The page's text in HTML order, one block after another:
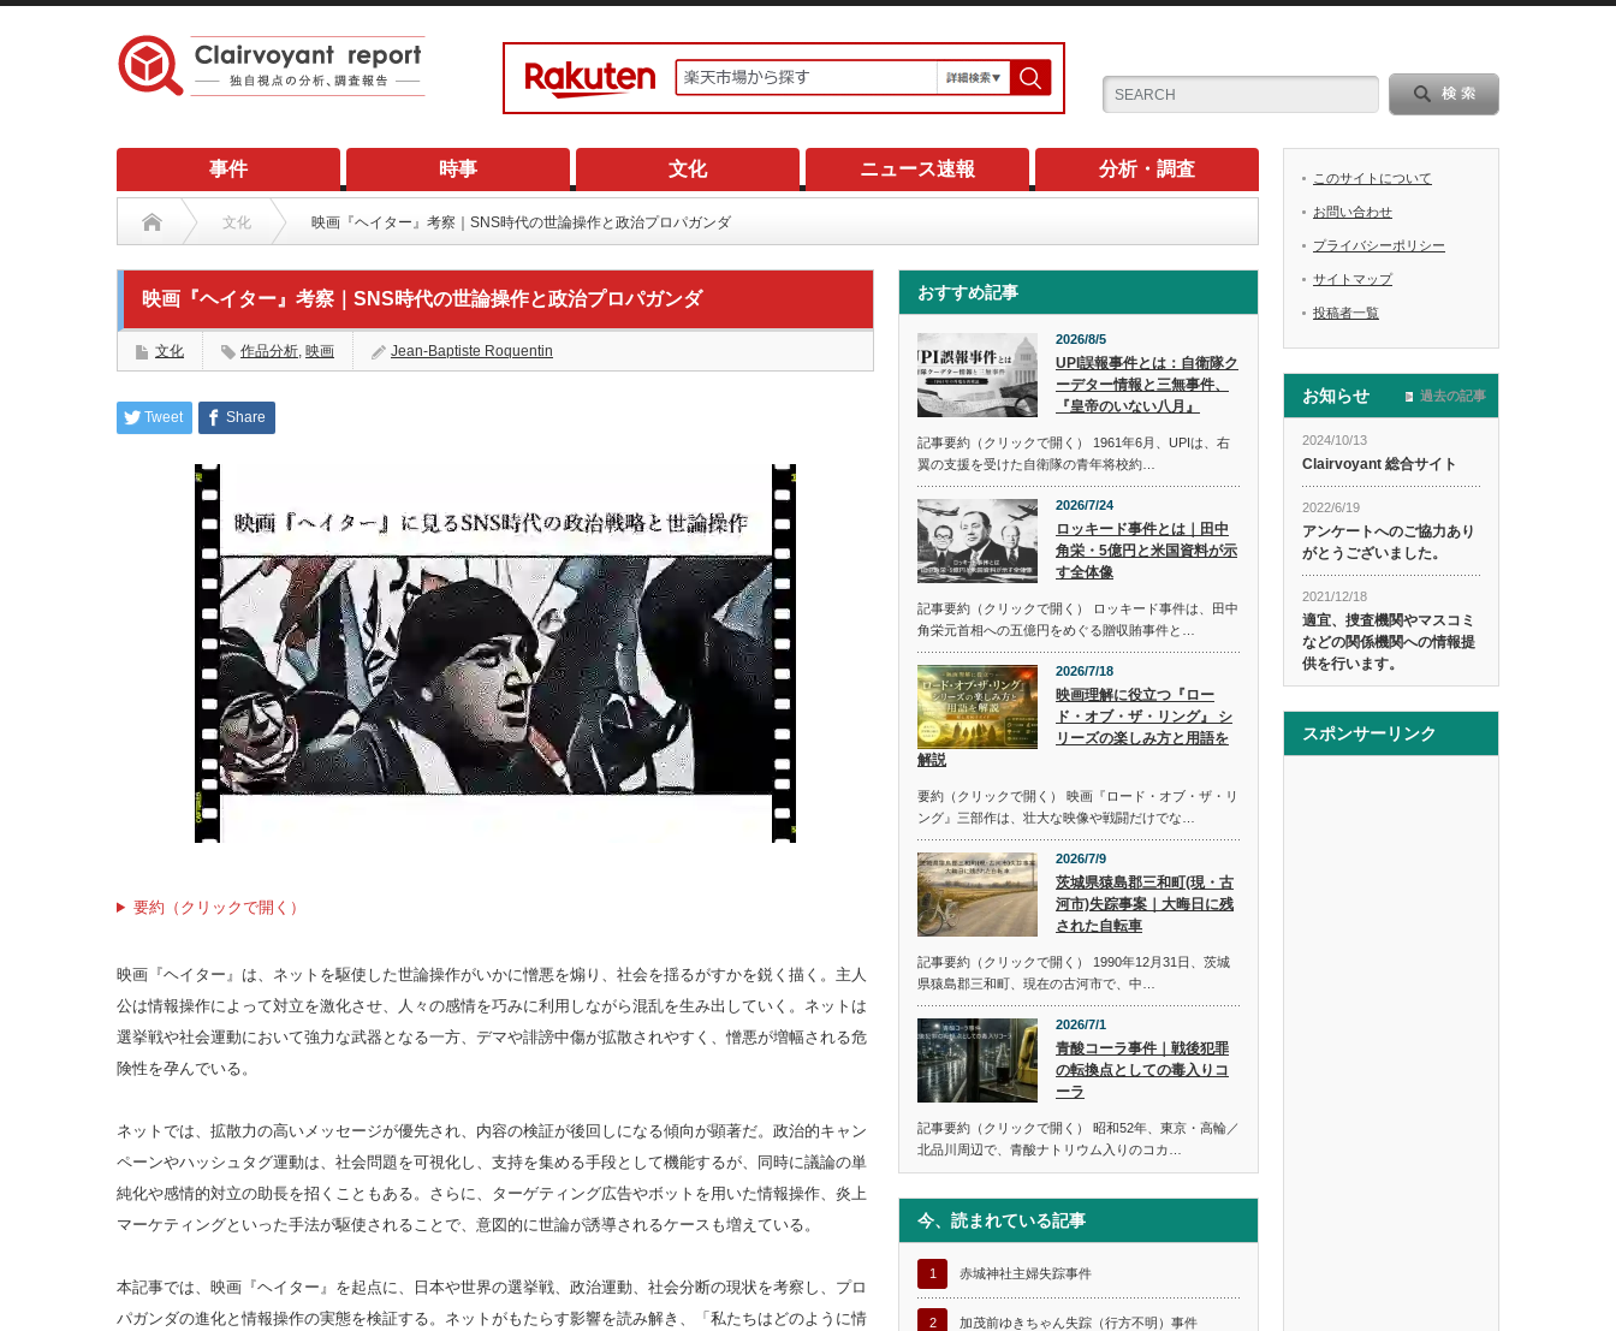
事件 時事 文化 ニュース速報 分析・調査
文化 映画『ヘイター』考察｜SNS時代の世論操作と政治プロパガンダ
映画『ヘイター』考察｜SNS時代の世論操作と政治プロパガンダ
文化 作品分析, 映画 Jean-Baptiste Roquentin
Tweet Share
要約（クリックで開く）
映画『ヘイター』は、ネットを駆使した世論操作がいかに憎悪を煽り、社会を揺るがすかを鋭く描く。主人
公は情報操作によって対立を激化させ、人々の感情を巧みに利用しながら混乱を生み出していく。ネットは
選挙戦や社会運動において強力な武器となる一方、デマや誹謗中傷が拡散されやすく、憎悪が増幅される危
険性を孕んでいる。
ネットでは、拡散力の高いメッセージが優先され、内容の検証が後回しになる傾向が顕著だ。政治的キャン
ペーンやハッシュタグ運動は、社会問題を可視化し、支持を集める手段として機能するが、同時に議論の単
純化や感情的対立の助長を招くこともある。さらに、ターゲティング広告やボットを用いた情報操作、炎上
マーケティングといった手法が駆使されることで、意図的に世論が誘導されるケースも増えている。
本記事では、映画『ヘイター』を起点に、日本や世界の選挙戦、政治運動、社会分断の現状を考察し、プロ
パガンダの進化と情報操作の実態を検証する。ネットがもたらす影響を読み解き、「私たちはどのように情
おすすめ記事
2026/8/5
UPI誤報事件とは：自衛隊ク
ーデター情報と三無事件、
『皇帝のいない八月』
記事要約（クリックで開く） 1961年6月、UPIは、右
翼の支援を受けた自衛隊の青年将校約…
2026/7/24
ロッキード事件とは｜田中
角栄・5億円と米国資料が示
す全体像
記事要約（クリックで開く） ロッキード事件は、田中
角栄元首相への五億円をめぐる贈収賄事件と…
2026/7/18
映画理解に役立つ『ロー
ド・オブ・ザ・リング』 シ
リーズの楽しみ方と用語を
解説
要約（クリックで開く） 映画『ロード・オブ・ザ・リ
ング』三部作は、壮大な映像や戦闘だけでな…
2026/7/9
茨城県猿島郡三和町(現・古
河市)失踪事案｜大晦日に残
された自転車
記事要約（クリックで開く） 1990年12月31日、茨城
県猿島郡三和町、現在の古河市で、中…
2026/7/1
青酸コーラ事件｜戦後犯罪
の転換点としての毒入りコ
ーラ
記事要約（クリックで開く） 昭和52年、東京・高輪／
北品川周辺で、青酸ナトリウム入りのコカ…
今、読まれている記事
1 赤城神社主婦失踪事件
2 加茂前ゆきちゃん失踪（行方不明）事件
このサイトについて
お問い合わせ
プライバシーポリシー
サイトマップ
投稿者一覧
お知らせ
2024/10/13
Clairvoyant 総合サイト
2022/6/19
アンケートへのご協力あり
がとうございました。
2021/12/18
適宜、捜査機関やマスコミ
などの関係機関への情報提
供を行います。
過去の記事
スポンサーリンク